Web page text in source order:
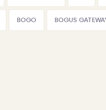
BOGO BOGUS